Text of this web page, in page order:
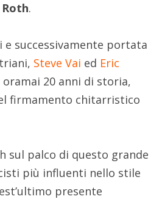
Roth.
successivamente portata
Steve Vai ed Eric
20 anni di storia,
firmamento chitarristico
sul palco di questo grande
più influenti nello stile
presente